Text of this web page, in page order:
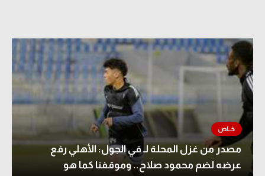
مصدر من غزل المحلة لـ في الجول: الأهلي رفع
عرضه لضم محمود صلاح.. وموقفنا كما هو